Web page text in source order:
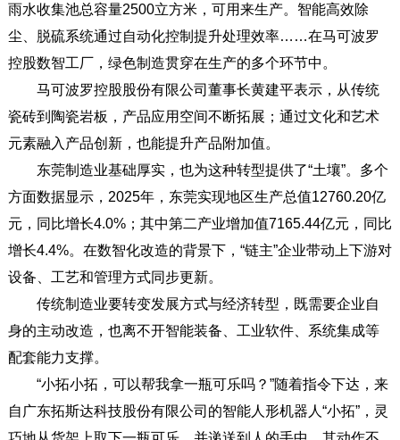
雨水收集池总容量2500立方米，可用来生产。智能高效除
尘、脱硫系统通过自动化控制提升处理效率……在马可波罗
控股数智工厂，绿色制造贯穿在生产的多个环节中。
马可波罗控股股份有限公司董事长黄建平表示，从传统
瓷砖到陶瓷岩板，产品应用空间不断拓展；通过文化和艺术
元素融入产品创新，也能提升产品附加值。
东莞制造业基础厚实，也为这种转型提供了“土壤”。多个
方面数据显示，2025年，东莞实现地区生产总值12760.20亿
元，同比增长4.0%；其中第二产业增加值7165.44亿元，同比
增长4.4%。在数智化改造的背景下，“链主”企业带动上下游对
设备、工艺和管理方式同步更新。
传统制造业要转变发展方式与经济转型，既需要企业自
身的主动改造，也离不开智能装备、工业软件、系统集成等
配套能力支撑。
“小拓小拓，可以帮我拿一瓶可乐吗？”随着指令下达，来
自广东拓斯达科技股份有限公司的智能人形机器人“小拓”，灵